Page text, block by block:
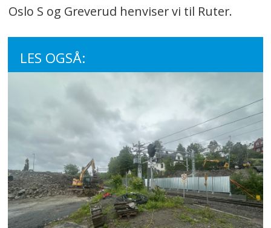
Oslo S og Greverud henviser vi til Ruter.
LES OGSÅ: